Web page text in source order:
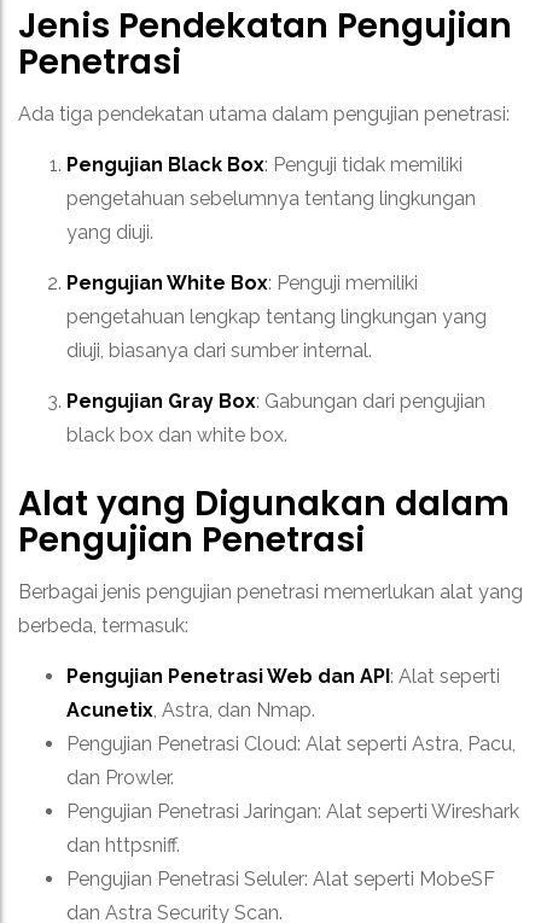
Jenis Pendekatan Pengujian
Penetrasi
Ada tiga pendekatan utama dalam pengujian penetrasi:
Pengujian Black Box: Penguji tidak memiliki
pengetahuan sebelumnya tentang lingkungan
yang diuji.
Pengujian White Box: Penguji memiliki
pengetahuan lengkap tentang lingkungan yang
diuji, biasanya dari sumber internal.
Pengujian Gray Box: Gabungan dari pengujian
black box dan white box.
Alat yang Digunakan dalam
Pengujian Penetrasi
Berbagai jenis pengujian penetrasi memerlukan alat yang
berbeda, termasuk:
Pengujian Penetrasi Web dan API: Alat seperti
Acunetix , Astra, dan Nmap.
Pengujian Penetrasi Cloud: Alat seperti Astra, Pacu,
dan Prowler.
Pengujian Penetrasi Jaringan: Alat seperti Wireshark
dan httpsniff.
Pengujian Penetrasi Seluler: Alat seperti MobeSF
dan Astra Security Scan.